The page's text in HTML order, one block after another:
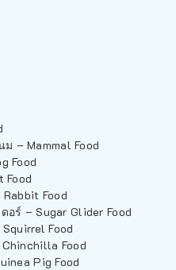
– Mammal Food
Food
Food
Food
อร์ – Sugar Glider Food
Food
Food
Pig Food